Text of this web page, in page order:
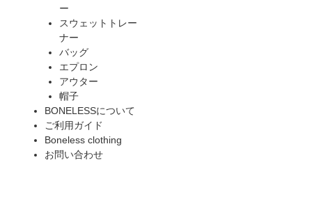
ー
スウェットトレー
ナー
バッグ
エプロン
アウター
帽子
BONELESSについて
ご利用ガイド
Boneless clothing
お問い合わせ